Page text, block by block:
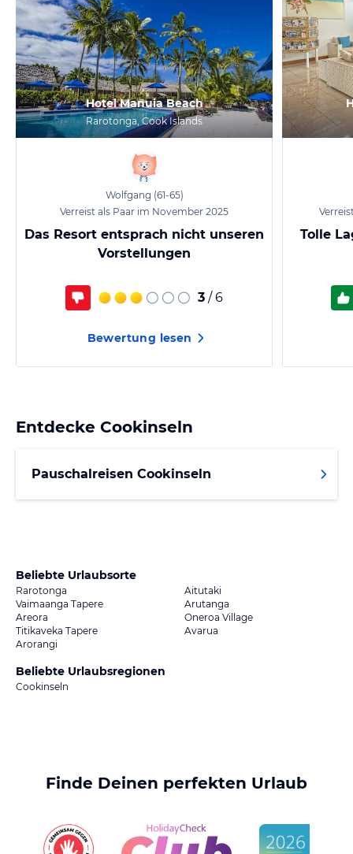
Hotel Manuia Beach
Rarotonga, Cook Islands
Wolfgang (61-65)
Verreist als Paar im November 2025
Das Resort entsprach nicht unseren
Vorstellungen
3 / 6
Bewertung lesen
Tolle
Entdecke Cookinseln
Pauschalreisen Cookinseln
Beliebte Urlaubsorte
Rarotonga
Aitutaki
Vaimaanga Tapere
Arutanga
Areora
Oneroa Village
Titikaveka Tapere
Avarua
Arorangi
Beliebte Urlaubsregionen
Cookinseln
Finde Deinen perfekten Urlaub